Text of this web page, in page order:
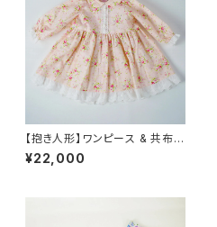
【抱き人形】ワンピース & 共布リ
ボン (ピンクフラワー)
¥22,000